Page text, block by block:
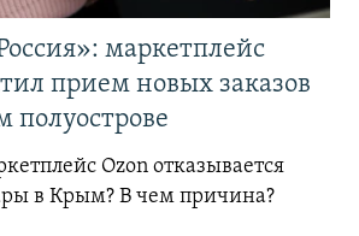
маркетплейс
прием новых заказов
Ozon отказывается
в Крым? В чем причина?